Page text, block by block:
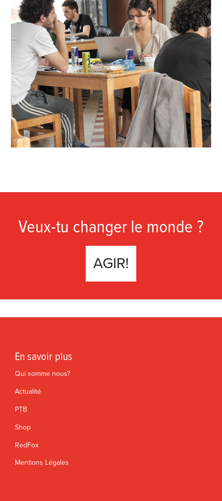
Veux-tu changer le monde ?
AGIR!
En savoir plus
Qui somme nous?
Actualité
PTB
Shop
RedFox
Mentions Légales